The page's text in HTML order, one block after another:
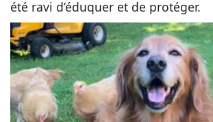
été ravi d’éduquer et de protéger.